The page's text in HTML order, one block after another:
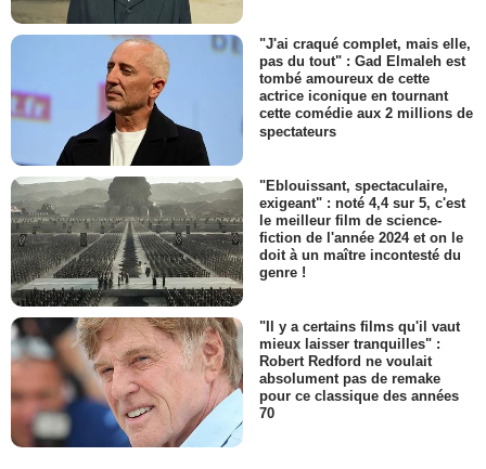
"J'ai craqué complet, mais elle,
pas du tout" : Gad Elmaleh est
tombé amoureux de cette
actrice iconique en tournant
cette comédie aux 2 millions de
spectateurs
"Eblouissant, spectaculaire,
exigeant" : noté 4,4 sur 5, c'est
le meilleur film de science-
fiction de l'année 2024 et on le
doit à un maître incontesté du
genre !
"Il y a certains films qu'il vaut
mieux laisser tranquilles" :
Robert Redford ne voulait
absolument pas de remake
pour ce classique des années
70